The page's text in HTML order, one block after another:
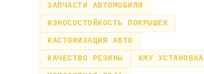
ЗАПЧАСТИ АВТОМОБИЛЯ
ИЗНОСОСТОЙКОСТЬ ПОКРЫШЕК
КАСТОМИЗАЦИЯ АВТО
КАЧЕСТВО РЕЗИНЫ
КМУ УСТАНОВКА